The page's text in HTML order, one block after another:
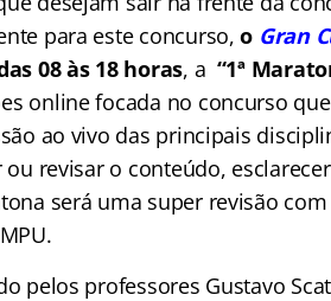
para este concurso,o Gran
08 às 18 horas, a “1ª
online focada no concurso
ao vivo das principais
revisar o conteúdo,
será uma super revisão
pelos professores Gustavo